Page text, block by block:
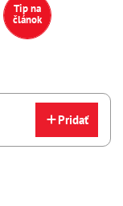
Tip na
článok
Pridať